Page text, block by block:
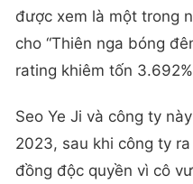
được xem là một trong
cho “Thiên nga bóng
rating khiêm tốn
Seo Ye Ji và công ty
2023, sau khi công ty
đồng độc quyền vì cô